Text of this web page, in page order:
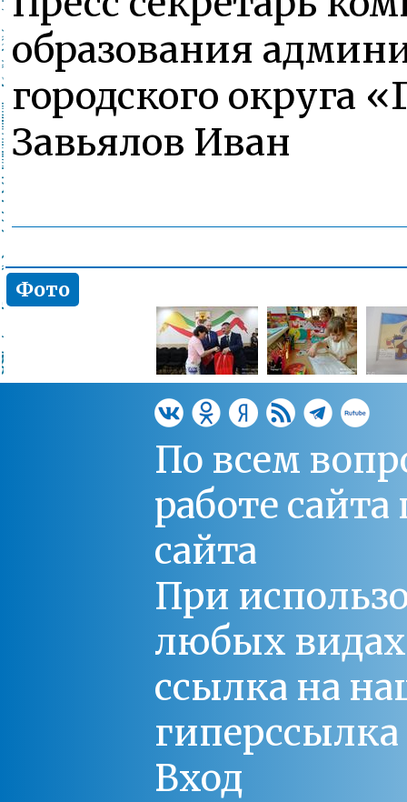
образования
городского округа
Завьялов Иван
Фото
По всем
работе
сайта
При
любых
ссылка на
Вход